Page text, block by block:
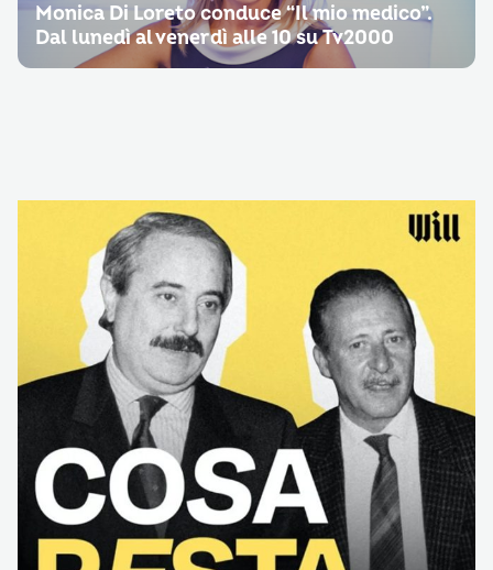
Monica Di Loreto conduce “Il mio medico”.
Dal lunedì al venerdì alle 10 su Tv2000